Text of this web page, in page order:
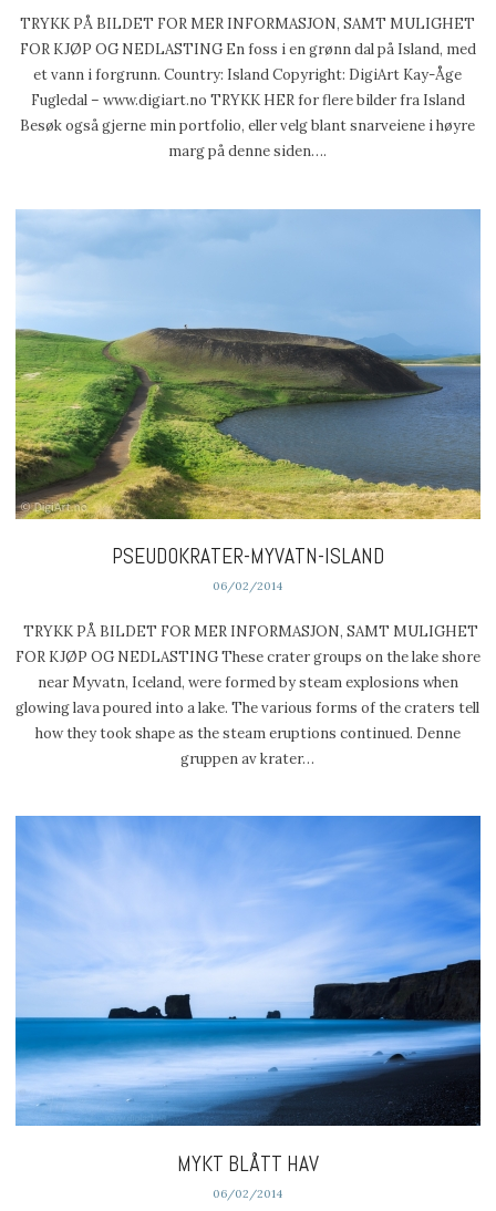
TRYKK PÅ BILDET FOR MER INFORMASJON, SAMT MULIGHET
FOR KJØP OG NEDLASTING En foss i en grønn dal på Island, med
et vann i forgrunn. Country: Island Copyright: DigiArt Kay-Åge
Fugledal – www.digiart.no TRYKK HER for flere bilder fra Island
Besøk også gjerne min portfolio, eller velg blant snarveiene i høyre
marg på denne siden….
PSEUDOKRATER-MYVATN-ISLAND
06/02/2014
TRYKK PÅ BILDET FOR MER INFORMASJON, SAMT MULIGHET
FOR KJØP OG NEDLASTING These crater groups on the lake shore
near Myvatn, Iceland, were formed by steam explosions when
glowing lava poured into a lake. The various forms of the craters tell
how they took shape as the steam eruptions continued. Denne
gruppen av krater…
MYKT BLÅTT HAV
06/02/2014